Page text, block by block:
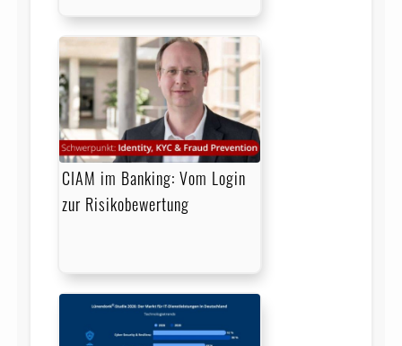
CIAM im Banking: Vom Login
zur Risikobewertung